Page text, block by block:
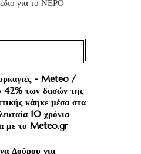
για το ΝΕΡΟ
- Meteo /
42% των δασών της
κάηκε μέσα στα
10 χρόνια
με το Meteo.gr
Δούρου για